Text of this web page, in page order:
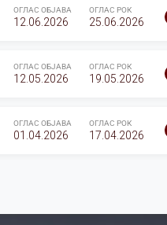
ОГЛАС ОБЈАВА
12.06.2026
ОГЛАС РОК
25.06.2026
ОГЛАС ОБЈАВА
12.05.2026
ОГЛАС РОК
19.05.2026
ОГЛАС ОБЈАВА
01.04.2026
ОГЛАС РОК
17.04.2026